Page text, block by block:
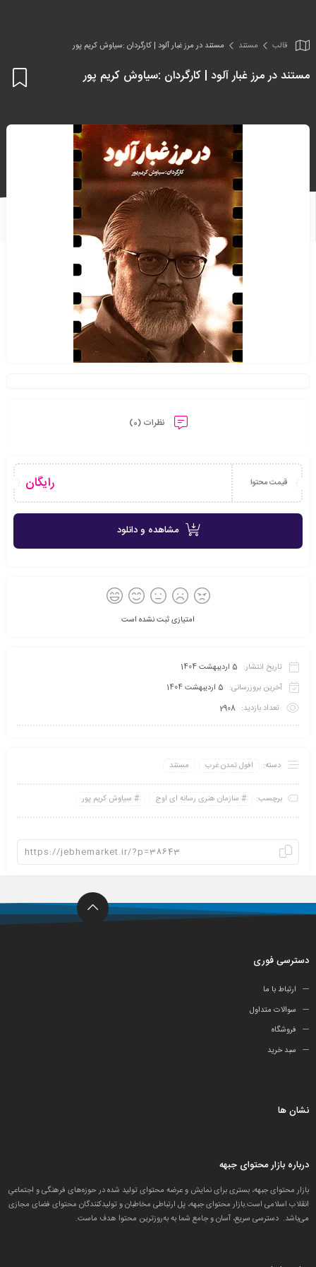
قالب مستند مستند در مرز غبار آلود | کارگردان :سیاوش کریم پور
مستند در مرز غبار آلود | کارگردان :سیاوش کریم پور
نظرات (0)
قیمت محتوا رایگان
مشاهده و دانلود
امتیازی ثبت نشده است
تاریخ انتشار: 5 اردیبهشت 1404
آخرین بروزرسانی: 5 اردیبهشت 1404
تعداد بازدید: 2908
دسته: افول تمدن غرب مستند
برچسب: سازمان هنری رسانه ای اوج سیاوش کریم پور
دسترسی فوری
ارتباط با ما
سوالات متداول
فروشگاه
سبد خرید
نشان ها
درباره بازار محتوای جبهه
بازار محتوای جبهه، بستری برای نمایش و عرضه محتوای تولید شده در حوزه‌های فرهنگی و اجتماعیِ
انقلاب اسلامی است.بازار محتوای جبهه، پل ارتباطی مخاطبان و تولید‌کنندگان محتوای فضای مجازی
می‌باشد. دسترسی سریع، آسان و جامع شما به به‌روزترین محتوا هدف ماست.